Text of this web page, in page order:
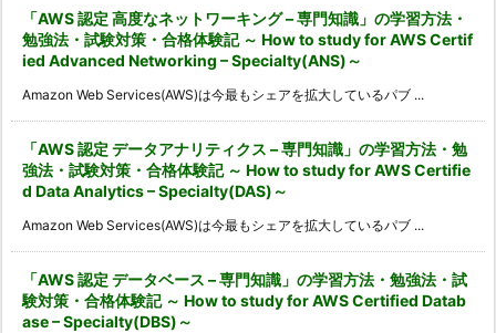
「AWS 認定 高度なネットワーキング – 専門知識」の学習方法・
勉強法・試験対策・合格体験記 ～ How to study for AWS Certif
ied Advanced Networking – Specialty(ANS)～
Amazon Web Services(AWS)は今最もシェアを拡大しているパブ ...
「AWS 認定 データアナリティクス – 専門知識」の学習方法・勉
強法・試験対策・合格体験記 ～ How to study for AWS Certifie
d Data Analytics – Specialty(DAS)～
Amazon Web Services(AWS)は今最もシェアを拡大しているパブ ...
「AWS 認定 データベース – 専門知識」の学習方法・勉強法・試
験対策・合格体験記 ～ How to study for AWS Certified Datab
ase – Specialty(DBS)～